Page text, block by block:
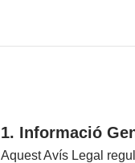
1. Informació
Aquest Avís Legal